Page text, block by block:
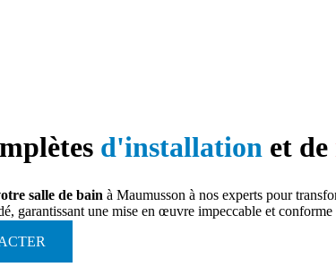
d'installation et de
salle de bain à Maumusson à nos experts pour
garantissant une mise en œuvre impeccable et conforme